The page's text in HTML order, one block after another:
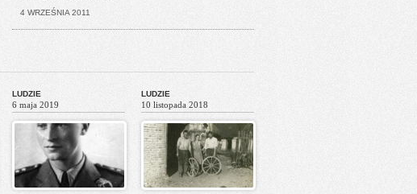
4 WRZEŚNIA 2011
LUDZIE
6 maja 2019
LUDZIE
10 listopada 2018